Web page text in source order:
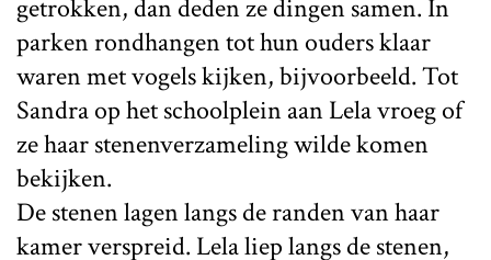
getrokken, dan deden ze dingen samen. In
parken rondhangen tot hun ouders klaar
waren met vogels kijken, bijvoorbeeld. Tot
Sandra op het schoolplein aan Lela vroeg of
ze haar stenenverzameling wilde komen
bekijken.
De stenen lagen langs de randen van haar
kamer verspreid. Lela liep langs de stenen,